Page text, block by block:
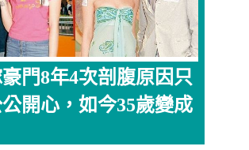
門8年4次剖腹原因只
開心，如今35歲變成